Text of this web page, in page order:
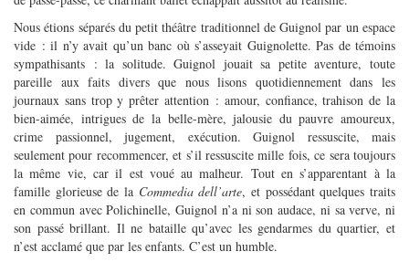
Nous étions séparés du petit théâtre traditionnel de Guignol par un espace
vide : il n’y avait qu’un banc où s’asseyait Guignolette. Pas de témoins
sympathisants : la solitude. Guignol jouait sa petite aventure, toute
pareille aux faits divers que nous lisons quotidiennement dans les
journaux sans trop y prêter attention : amour, confiance, trahison de la
bien-aimée, intrigues de la belle-mère, jalousie du pauvre amoureux,
crime passionnel, jugement, exécution. Guignol ressuscite, mais
seulement pour recommencer, et s’il ressuscite mille fois, ce sera toujours
la même vie, car il est voué au malheur. Tout en s’apparentant à la
famille glorieuse de la Commedia dell’arte, et possédant quelques traits
en commun avec Polichinelle, Guignol n’a ni son audace, ni sa verve, ni
son passé brillant. Il ne bataille qu’avec les gendarmes du quartier, et
n’est acclamé que par les enfants. C’est un humble.